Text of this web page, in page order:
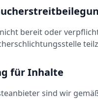
bereit oder
für Inhalte
sind wir